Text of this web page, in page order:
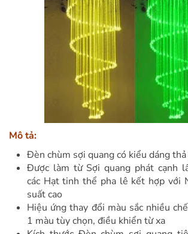
Mô tả:
Đèn chùm sợi quang có kiểu dáng
Được làm từ Sợi quang phát cạnh
các Hạt tinh thể pha lê kết hợp với
suất cao
Hiệu ứng thay đổi màu sắc nhiều
1 màu tùy chọn, điều khiển từ xa